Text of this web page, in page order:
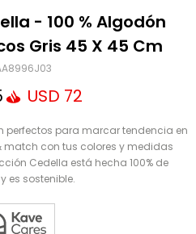
- 100 % Algodón
Gris 45 X 45 Cm
USD 72
perfectos para marcar tendencia en
match con tus colores y medidas
Cedella está hecha 100% de
es sostenible.